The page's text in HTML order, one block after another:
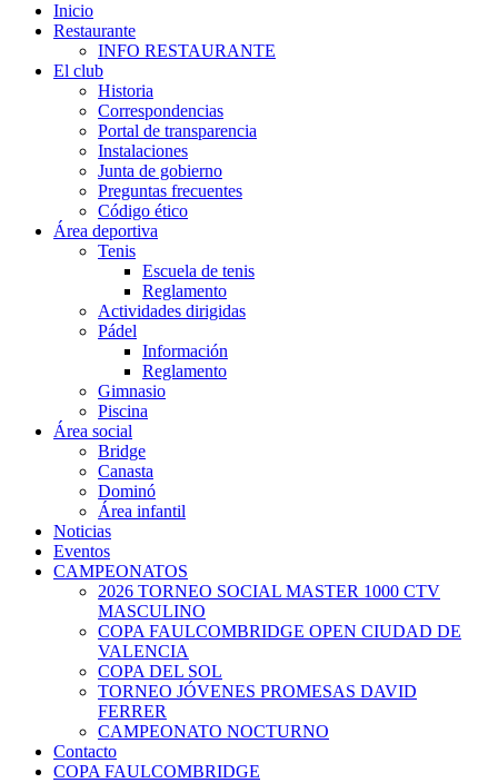
Inicio
Restaurante
INFO RESTAURANTE
El club
Historia
Correspondencias
Portal de transparencia
Instalaciones
Junta de gobierno
Preguntas frecuentes
Código ético
Área deportiva
Tenis
Escuela de tenis
Reglamento
Actividades dirigidas
Pádel
Información
Reglamento
Gimnasio
Piscina
Área social
Bridge
Canasta
Dominó
Área infantil
Noticias
Eventos
CAMPEONATOS
2026 TORNEO SOCIAL MASTER 1000 CTV
MASCULINO
COPA FAULCOMBRIDGE OPEN CIUDAD DE
VALENCIA
COPA DEL SOL
TORNEO JÓVENES PROMESAS DAVID
FERRER
CAMPEONATO NOCTURNO
Contacto
COPA FAULCOMBRIDGE